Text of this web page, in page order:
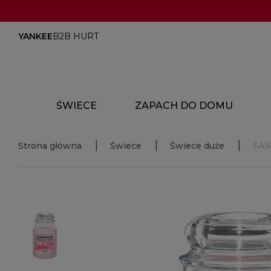
YANKEEB2B HURT
ŚWIECE ZAPACH DO DOMU
Strona główna Świece Świece duże